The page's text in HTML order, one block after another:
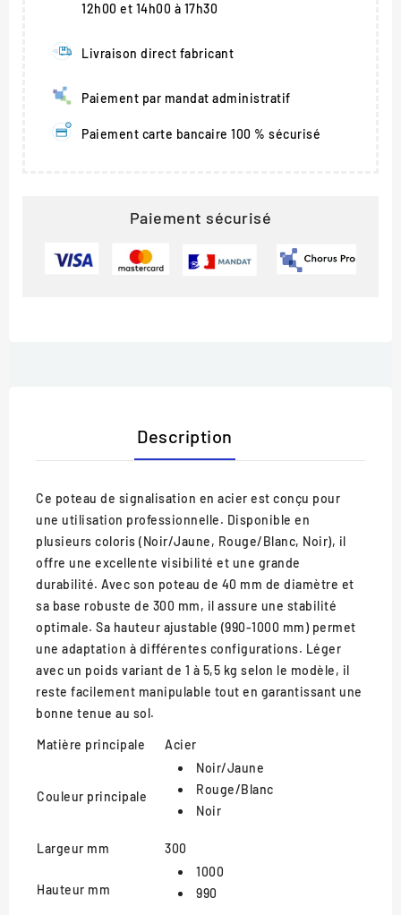
12h00 et 14h00 à 17h30
Livraison direct fabricant
Paiement par mandat administratif
Paiement carte bancaire 100 % sécurisé
Paiement sécurisé
Description
Ce poteau de signalisation en acier est conçu pour
une utilisation professionnelle. Disponible en
plusieurs coloris (Noir/Jaune, Rouge/Blanc, Noir), il
offre une excellente visibilité et une grande
durabilité. Avec son poteau de 40 mm de diamètre et
sa base robuste de 300 mm, il assure une stabilité
optimale. Sa hauteur ajustable (990-1000 mm) permet
une adaptation à différentes configurations. Léger
avec un poids variant de 1 à 5,5 kg selon le modèle, il
reste facilement manipulable tout en garantissant une
bonne tenue au sol.
Matière principale Acier
Couleur principale
Noir/Jaune
Rouge/Blanc
Noir
Largeur mm 300
Hauteur mm
1000
990